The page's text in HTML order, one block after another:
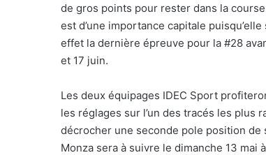
de gros points pour rester dans la
est d’une importance capitale
effet la dernière épreuve pour la #28
et 17 juin.
Les deux équipages IDEC Sport
les réglages sur l’un des tracés les plus
décrocher une seconde pole position de
Monza sera à suivre le dimanche 13 mai